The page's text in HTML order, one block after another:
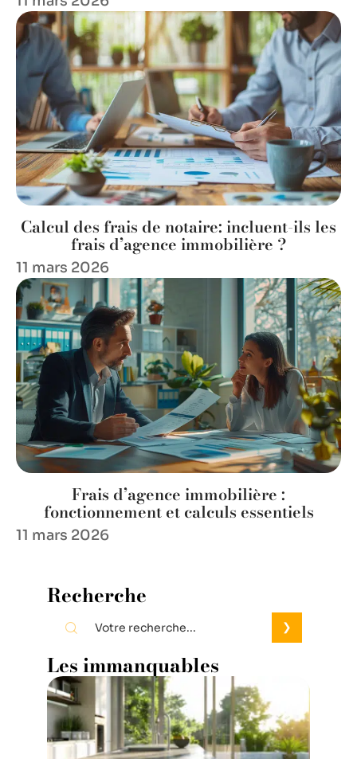
Calcul des frais de notaire: incluent-ils les
frais d’agence immobilière ?
11 mars 2026
Frais d’agence immobilière :
fonctionnement et calculs essentiels
11 mars 2026
Recherche
Les immanquables